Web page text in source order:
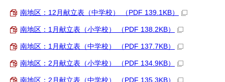
南地区：12月献立表（中学校） （PDF 139.1KB）
南地区：1月献立表（小学校） （PDF 138.2KB）
南地区：1月献立表（中学校） （PDF 137.7KB）
南地区：2月献立表（小学校） （PDF 134.9KB）
南地区：2月献立表（中学校） （PDF 135.3KB）